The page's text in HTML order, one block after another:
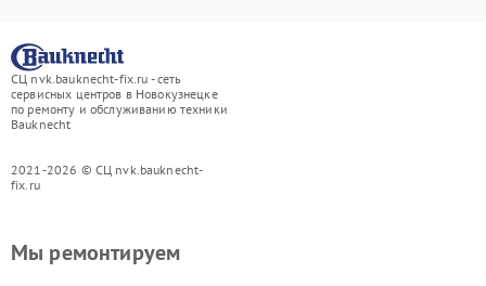
СЦ nvk.bauknecht-fix.ru - сеть
сервисных центров в Новокузнецке
по ремонту и обслуживанию техники
Bauknecht
2021-2026 © СЦ nvk.bauknecht-
fix.ru
Мы ремонтируем